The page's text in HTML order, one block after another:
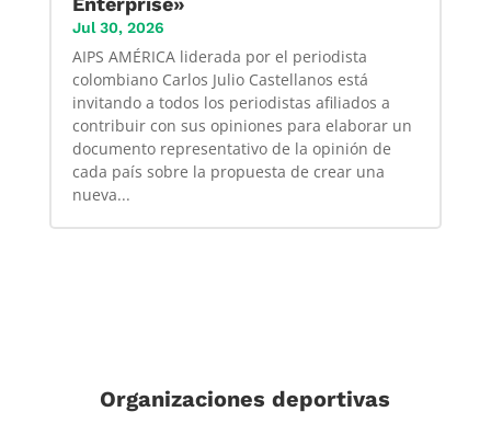
Jul 30, 2026
AIPS AMÉRICA liderada por el periodista
colombiano Carlos Julio Castellanos está
invitando a todos los periodistas afiliados a
contribuir con sus opiniones para elaborar un
documento representativo de la opinión de
cada país sobre la propuesta de crear una
nueva...
Organizaciones deportivas